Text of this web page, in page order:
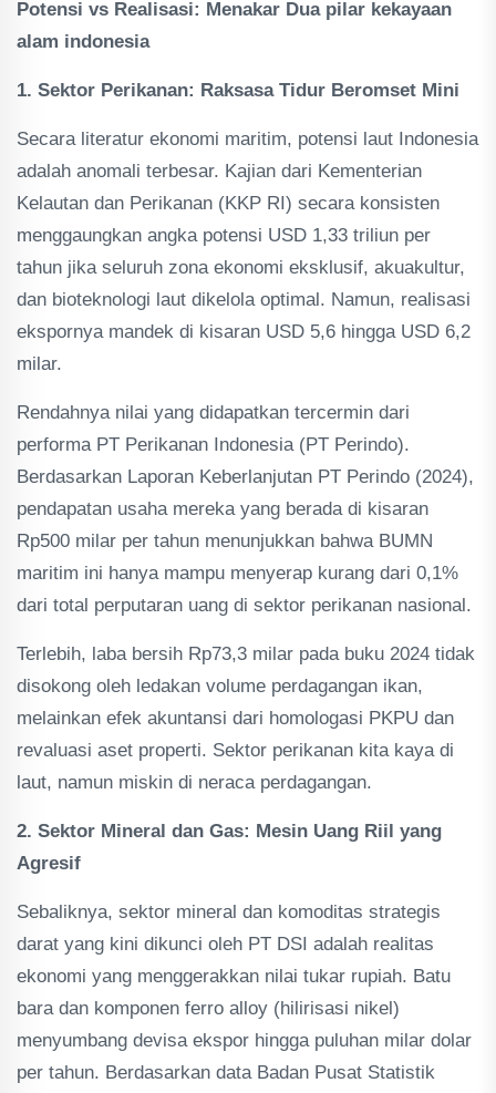
Potensi vs Realisasi: Menakar Dua pilar kekayaan
alam indonesia
1. Sektor Perikanan: Raksasa Tidur Beromset Mini
Secara literatur ekonomi maritim, potensi laut Indonesia
adalah anomali terbesar. Kajian dari Kementerian
Kelautan dan Perikanan (KKP RI) secara konsisten
menggaungkan angka potensi USD 1,33 triliun per
tahun jika seluruh zona ekonomi eksklusif, akuakultur,
dan bioteknologi laut dikelola optimal. Namun, realisasi
ekspornya mandek di kisaran USD 5,6 hingga USD 6,2
milar.
Rendahnya nilai yang didapatkan tercermin dari
performa PT Perikanan Indonesia (PT Perindo).
Berdasarkan Laporan Keberlanjutan PT Perindo (2024),
pendapatan usaha mereka yang berada di kisaran
Rp500 milar per tahun menunjukkan bahwa BUMN
maritim ini hanya mampu menyerap kurang dari 0,1%
dari total perputaran uang di sektor perikanan nasional.
Terlebih, laba bersih Rp73,3 milar pada buku 2024 tidak
disokong oleh ledakan volume perdagangan ikan,
melainkan efek akuntansi dari homologasi PKPU dan
revaluasi aset properti. Sektor perikanan kita kaya di
laut, namun miskin di neraca perdagangan.
2. Sektor Mineral dan Gas: Mesin Uang Riil yang
Agresif
Sebaliknya, sektor mineral dan komoditas strategis
darat yang kini dikunci oleh PT DSI adalah realitas
ekonomi yang menggerakkan nilai tukar rupiah. Batu
bara dan komponen ferro alloy (hilirisasi nikel)
menyumbang devisa ekspor hingga puluhan milar dolar
per tahun. Berdasarkan data Badan Pusat Statistik